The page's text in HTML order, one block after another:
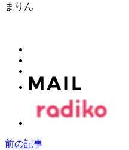
まりん
前の記事